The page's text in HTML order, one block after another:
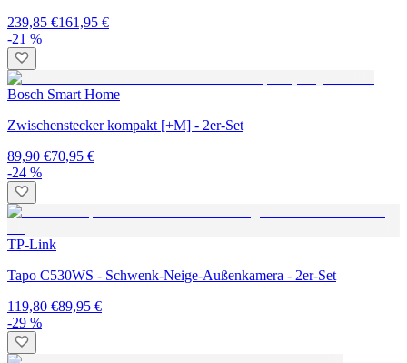
239,85 €161,95 €
-21 %
Bosch Smart Home
Zwischenstecker kompakt [+M] - 2er-Set
89,90 €70,95 €
-24 %
TP-Link
Tapo C530WS - Schwenk-Neige-Außenkamera - 2er-Set
119,80 €89,95 €
-29 %